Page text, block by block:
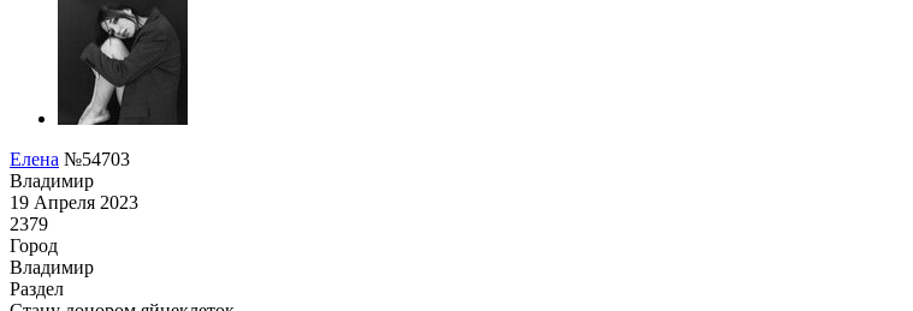
Елена №54703
Владимир
19 Апреля 2023
2379
Город
Владимир
Раздел